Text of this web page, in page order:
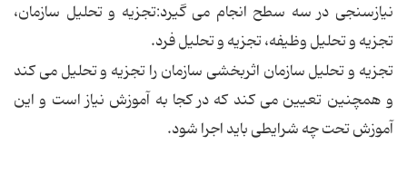
نیازسنجی در سه سطح انجام می گیرد:تجزیه و تحلیل سازمان،
تجزیه و تحلیل وظیفه، تجزیه و تحلیل فرد.
تجزیه و تحلیل سازمان اثربخشی سازمان را تجزیه و تحلیل می كند
و همچنین تعیین می كند كه در كجا به آموزش نیاز است و این
آموزش تحت چه شرایطی باید اجرا شود.